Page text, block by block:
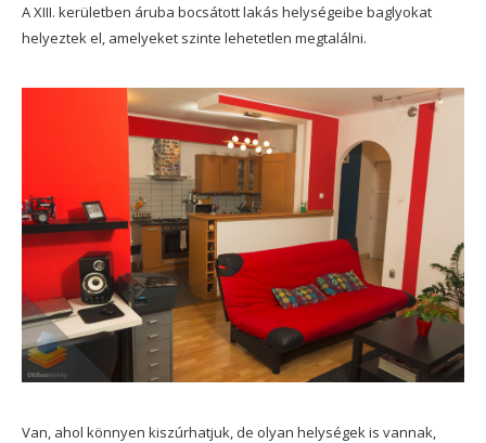
A XIII. kerületben áruba bocsátott lakás helységeibe baglyokat
helyeztek el, amelyeket szinte lehetetlen megtalálni.
Van, ahol könnyen kiszúrhatjuk, de olyan helységek is vannak,